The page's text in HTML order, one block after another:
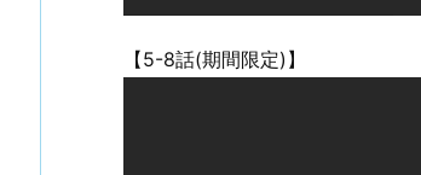
【5-8話(期間限定)】